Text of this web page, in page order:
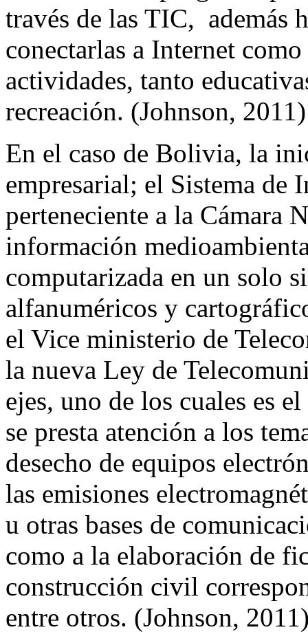
través de las TIC, además
conectarlas a Internet
actividades, tanto
recreación. (Johnson, 2011)
En el caso de Bolivia, la
empresarial; el Sistema
perteneciente a la Cámara
información
computarizada en un solo
alfanuméricos y
el Vice ministerio de
la nueva Ley de
ejes, uno de los cuales es
se presta atención a los
desecho de equipos
las emisiones
u otras bases de
como a la elaboración de
construcción civil
entre otros. (Johnson,